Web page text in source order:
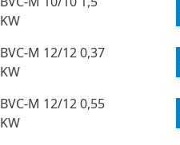
KW
BVC-M 12/12 0,37
KW
BVC-M 12/12 0,55
KW